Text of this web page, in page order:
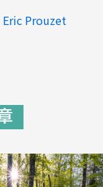
Eric Prouzet